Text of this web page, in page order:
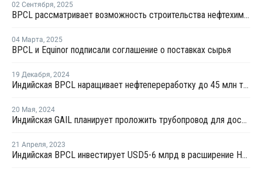
02 Сентября, 2025
BPCL рассматривает возможность строительства нефтехимического комплекса в Андхра-Прадеше
04 Марта, 2025
BPCL и Equinor подписали соглашение о поставках сырья
19 Декабря, 2024
Индийская BPCL наращивает нефтепереработку до 45 млн тонн в год к 2028 году
20 Мая, 2024
Индийская GAIL планирует проложить трубопровод для доставки этилена и пропилена до нефтекомплекса
21 Апреля, 2023
Индийская BPCL инвестирует USD5-6 млрд в расширение НПЗ